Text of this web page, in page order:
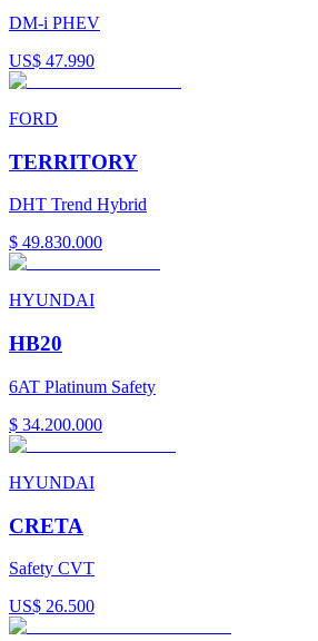
DM-i PHEV
US$ 47.990
FORD
TERRITORY
DHT Trend Hybrid
$ 49.830.000
HYUNDAI
HB20
6AT Platinum Safety
$ 34.200.000
HYUNDAI
CRETA
Safety CVT
US$ 26.500